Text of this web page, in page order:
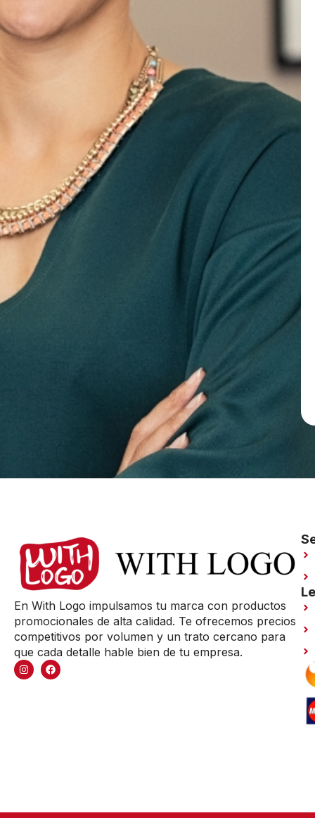
En With Logo impulsamos tu marca con productos
promocionales de alta calidad. Te ofrecemos precios
competitivos por volumen y un trato cercano para
que cada detalle hable bien de tu empresa.